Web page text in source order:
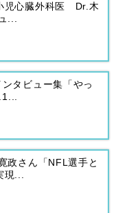
児心臓外科医 Dr.木
...
タビュー集「やっ
さん「NFL選手と
現...